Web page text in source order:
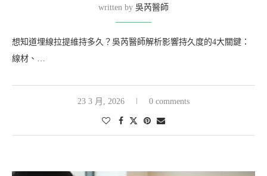
written by 吳芮醫師
想知道埋線拉提維持多久？吳芮醫師解析影響持久度的4大關鍵：
線材、…
23 3 月, 2026 0 comments